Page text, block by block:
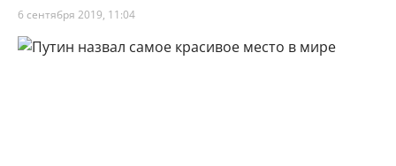
6 сентября 2019, 11:04